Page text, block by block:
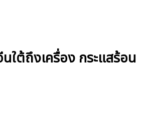
ใต้ถึงเครื่อง กระแสร้อน